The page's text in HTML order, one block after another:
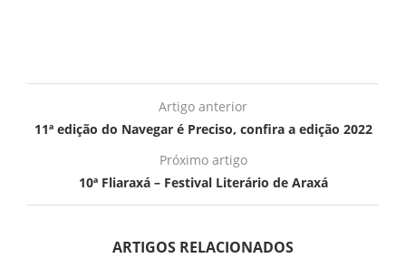
Artigo anterior
11ª edição do Navegar é Preciso, confira a edição 2022
Próximo artigo
10ª Fliaraxá – Festival Literário de Araxá
ARTIGOS RELACIONADOS